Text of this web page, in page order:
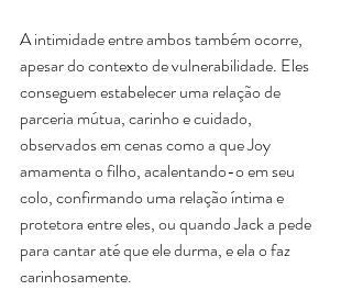
A intimidade entre ambos também ocorre,
apesar do contexto de vulnerabilidade. Eles
conseguem estabelecer uma relação de
parceria mútua, carinho e cuidado,
observados em cenas como a que Joy
amamenta o filho, acalentando-o em seu
colo, confirmando uma relação íntima e
protetora entre eles, ou quando Jack a pede
para cantar até que ele durma, e ela o faz
carinhosamente.